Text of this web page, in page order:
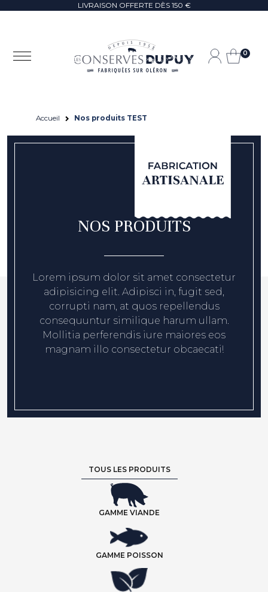
LIVRAISON OFFERTE DÈS 150 €
0
Accueil Nos produits TEST
NOS PRODUITS
Lorem ipsum dolor sit amet consectetur
adipisicing elit. Adipisci in, fugit sed,
corrupti nam, at quos repellendus
consequuntur similique harum ullam.
Mollitia perferendis iure maiores eos
magnam illo consectetur obcaecati!
TOUS LES PRODUITS
GAMME VIANDE
GAMME POISSON